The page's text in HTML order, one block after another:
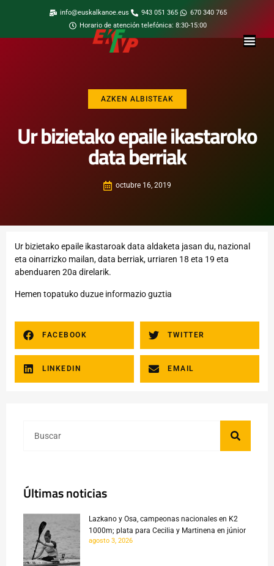
info@euskalkanoe.eus 943 051 365
670 340 765
Horario de atención telefónica: 8:30-15:00
AZKEN ALBISTEAK
Ur bizietako epaile ikastaroko
data berriak
octubre 16, 2019
Ur bizietako epaile ikastaroak data aldaketa jasan du, nazional
eta oinarrizko mailan, data berriak, urriaren 18 eta 19 eta
abenduaren 20a direlarik.
Hemen topatuko duzue informazio guztia
FACEBOOK TWITTER
LINKEDIN EMAIL
Últimas noticias
Lazkano y Osa, campeonas nacionales en K2
1000m; plata para Cecilia y Martinena en júnior
agosto 3, 2026